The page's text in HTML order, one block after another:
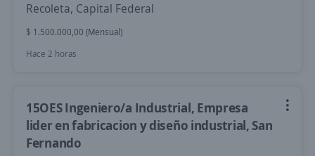
Recoleta, Capital Federal
$ 1.500.000,00 (Mensual)
Hace 2 horas
15OES Ingeniero/a Industrial, Empresa
lider en fabricacion y diseño industrial, San
Fernando